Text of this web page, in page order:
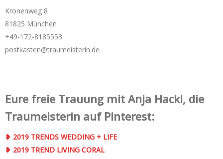
Kronenweg 8
81825 München
+49-172-­8185553
postkasten@traumeisterin.de
Eure freie Trauung mit Anja Hackl, die
Traumeisterin auf Pinterest:
❥ 2019 TRENDS WEDDING + LIFE
❥ 2019 TREND LIVING CORAL